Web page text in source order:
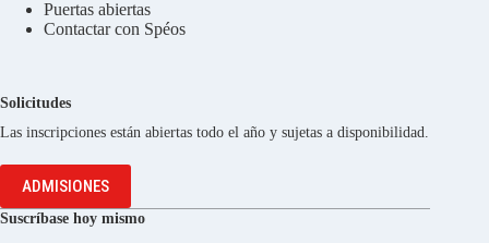
Puertas abiertas
Contactar con Spéos
Solicitudes
Las inscripciones están abiertas todo el año y sujetas a disponibilidad.
ADMISIONES
Suscríbase hoy mismo